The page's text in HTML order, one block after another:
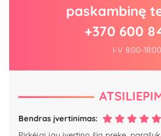
paskambinę
+370 600
I-V 8:00-18:00
Bendras įvertinimas: